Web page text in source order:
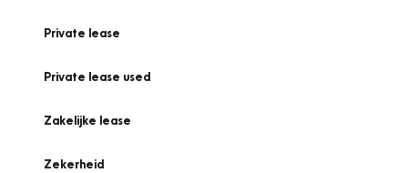
Private lease
Private lease used
Zakelijke lease
Zekerheid